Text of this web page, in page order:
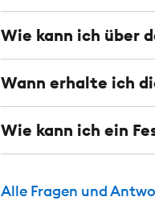
Wie kann ich über
Wann erhalte ich
Wie kann ich ein
Alle Fragen und